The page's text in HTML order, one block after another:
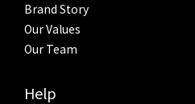
Brand Story
Our Values
Our Team
Help